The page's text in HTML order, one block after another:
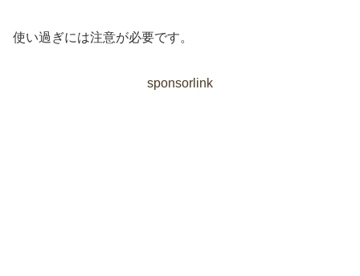
使い過ぎには注意が必要です。
sponsorlink